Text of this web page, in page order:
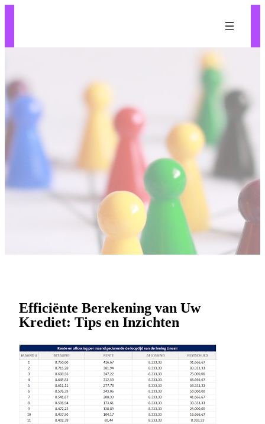
Efficiënte Berekening van Uw
Krediet: Tips en Inzichten